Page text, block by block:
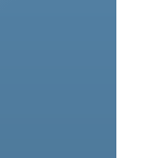
：烏龍的花香底
藏過的白蘭地。
與昆蟲、與整座